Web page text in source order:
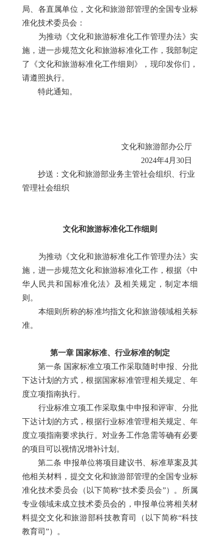
局、各直属单位，文化和旅游部管理的全国专业标
准化技术委员会：
为推动《文化和旅游标准化工作管理办法》实
施，进一步规范文化和旅游标准化工作，我部制定
了《文化和旅游标准化工作细则》，现印发你们，
请遵照执行。
特此通知。
文化和旅游部办公厅
2024年4月30日
抄送：文化和旅游部业务主管社会组织、行业
管理社会组织
文化和旅游标准化工作细则
为推动《文化和旅游标准化工作管理办法》实
施，进一步规范文化和旅游标准化工作，根据《中
华人民共和国标准化法》及相关规定，制定本细
则。
本细则所称的标准均指文化和旅游领域相关标
准。
第一章 国家标准、行业标准的制定
第一条 国家标准立项工作采取随时申报、分批
下达计划的方式，根据国家标准管理相关规定、年
度立项指南执行。
行业标准立项工作采取集中申报和评审、分批
下达计划的方式，根据行业标准管理相关规定、年
度立项指南要求执行。对业务工作急需等确有必要
的项目可以视情况增补计划。
第二条 申报单位将项目建议书、标准草案及其
他相关材料，提交文化和旅游部管理的全国专业标
准化技术委员会（以下简称“技术委员会”）。所属
专业领域未成立技术委员会的，申报单位将相关材
料提交文化和旅游部科技教育司（以下简称“科技
教育司”）。